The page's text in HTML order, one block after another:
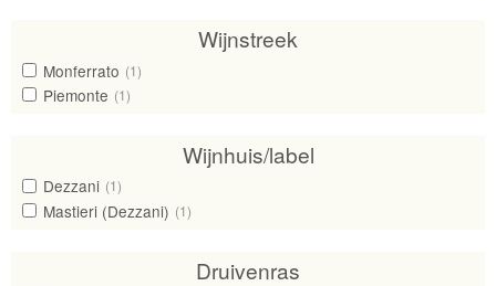
Wijnstreek
Monferrato (1)
Piemonte (1)
Wijnhuis/label
Dezzani (1)
Mastieri (Dezzani) (1)
Druivenras